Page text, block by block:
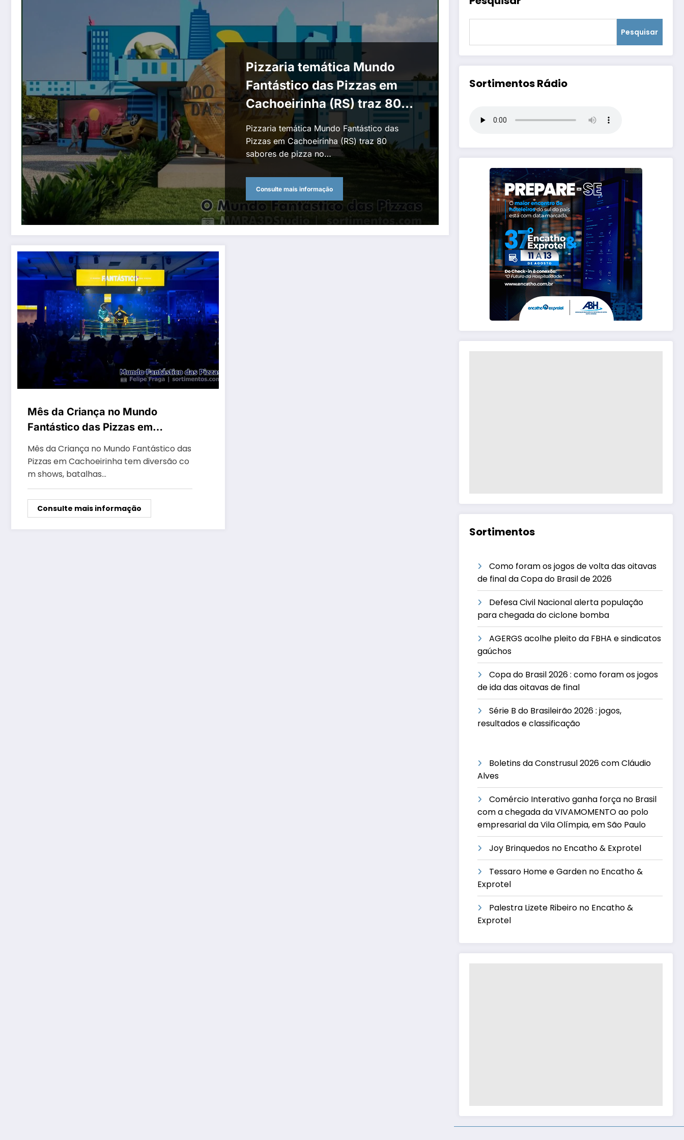
Pizzaria temática Mundo
Fantástico das Pizzas em
Cachoeirinha (RS) traz 80
sabores de pizza no rodízio,
buffet de sushi, refrigerante
liberado e entretenimento
Pizzaria temática Mundo Fantástico das
Pizzas em Cachoeirinha (RS) traz 80
sabores de pizza no…
Consulte mais informação
Mês da Criança no Mundo
Fantástico das Pizzas em
Cachoeirinha tem diversão com
shows, batalhas musicais e
personagens exclusivos
Mês da Criança no Mundo Fantástico das
Pizzas em Cachoeirinha tem diversão co
m shows, batalhas…
Consulte mais informação
Pesquisar
Sortimentos Rádio
Sortimentos
Como foram os jogos de volta das oitavas
de final da Copa do Brasil de 2026
Defesa Civil Nacional alerta população
para chegada do ciclone bomba
AGERGS acolhe pleito da FBHA e sindicatos
gaúchos
Copa do Brasil 2026 : como foram os jogos
de ida das oitavas de final
Série B do Brasileirão 2026 : jogos,
resultados e classificação
Boletins da Construsul 2026 com Cláudio
Alves
Comércio Interativo ganha força no Brasil
com a chegada da VIVAMOMENTO ao polo
empresarial da Vila Olímpia, em São Paulo
Joy Brinquedos no Encatho & Exprotel
Tessaro Home e Garden no Encatho &
Exprotel
Palestra Lizete Ribeiro no Encatho &
Exprotel